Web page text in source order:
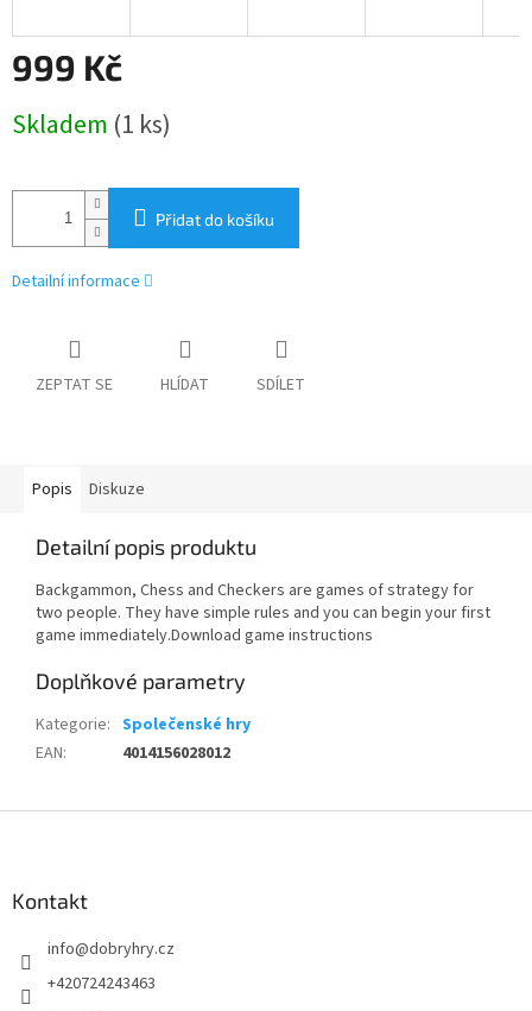
999 Kč
cena:
Skladem (1 ks)
Přidat do košíku
Detailní informace
ZEPTAT SE HLÍDAT SDÍLET
Popis Diskuze
Detailní popis produktu
Backgammon, Chess and Checkers are games of strategy for
two people. They have simple rules and you can begin your first
game immediately.Download game instructions
Doplňkové parametry
Kategorie: Společenské hry
EAN: 4014156028012
Kontakt
info@dobryhry.cz
+420724243463